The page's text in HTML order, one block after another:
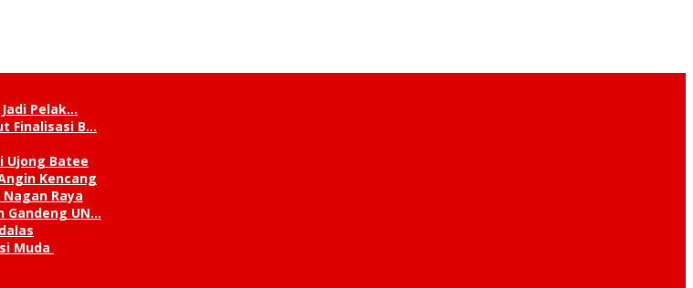
Pelak…
Finalisasi B…
Ujong Batee
Kencang
Raya
Gandeng UN…
Muda